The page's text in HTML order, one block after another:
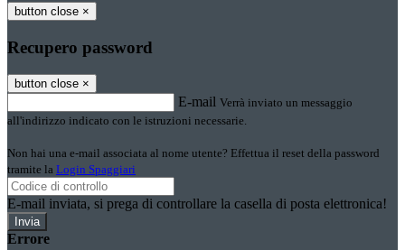
button close ×
Recupero password
button close ×
E-mail Verrà inviato un messaggio
all'indirizzo indicato con le istruzioni necessarie.
Non hai una e-mail associata al nome utente? Effettua il reset della password
tramite la Login Spaggiari
E-mail inviata, si prega di controllare la casella di posta elettronica!
Errore